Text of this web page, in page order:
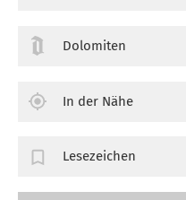
Dolomiten
In der Nähe
Lesezeichen